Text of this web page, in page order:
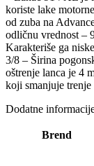
koriste lake
od zuba na
odličnu vrednost –
Karakteriše ga
3/8 – Širina
oštrenje lanca je 4
koji smanjuje
Dodatne
Brend